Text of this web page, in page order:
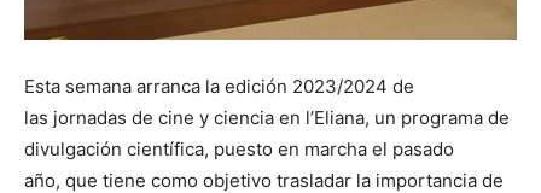
Esta semana arranca la edición 2023/2024 de
las jornadas de cine y ciencia en l’Eliana, un programa de
divulgación científica, puesto en marcha el pasado
año, que tiene como objetivo trasladar la importancia de